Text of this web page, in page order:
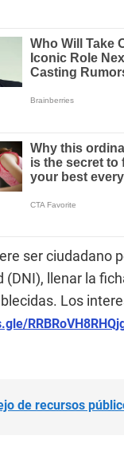
ser ciudadano
llenar la
Los
de recursos